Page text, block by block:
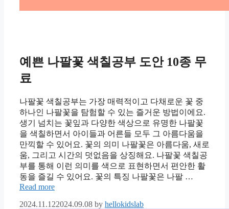
예쁜 나팔꽃 색칠공부 도안 10종 무
료
나팔꽃 색칠공부는 가장 매력적이고 다채로운 꽃 중
하나인 나팔꽃을 탐험할 수 있는 즐거운 방법이에요.
생기 넘치는 꽃잎과 다양한 색상으로 유명한 나팔꽃
을 색칠하면서 아이들과 어른들 모두 그 아름다움을
만끽할 수 있어요. 꽃의 의미 나팔꽃은 아름다움, 새로
움, 그리고 시간의 덧없음을 상징해요. 나팔꽃 색칠공
부를 통해 이런 의미를 색으로 표현하면서 편안한 활
동을 즐길 수 있어요. 꽃의 특징 나팔꽃은 나팔 …
Read more
2024.11.122024.09.08 by hellokidslab